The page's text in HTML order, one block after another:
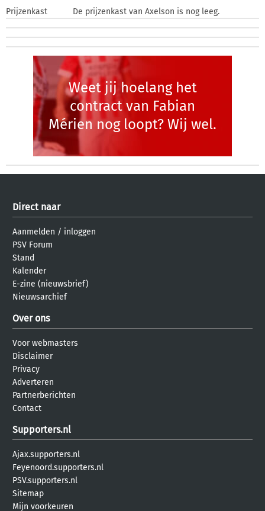
Prijzenkast De prijzenkast van Axelson is nog leeg.
Weet jij hoelang het
contract van Fabian
Mérien nog loopt? Wij wel.
Direct naar
Aanmelden / inloggen
PSV Forum
Stand
Kalender
E-zine (nieuwsbrief)
Nieuwsarchief
Over ons
Voor webmasters
Disclaimer
Privacy
Adverteren
Partnerberichten
Contact
Supporters.nl
Ajax.supporters.nl
Feyenoord.supporters.nl
PSV.supporters.nl
Sitemap
Mijn voorkeuren